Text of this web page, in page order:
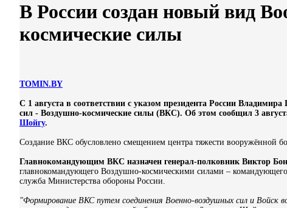
В России создан новый вид
космические силы
TOMIN.BY
С 1 августа в соответствии с указом президента России
сил - Воздушно-космические силы (ВКС). Об этом сообщил 3
Шойгу.
Создание ВКС обусловлено смещением центра тяжести вооружённой
Главнокомандующим ВКС назначен генерал-полковник Виктор
главнокомандующего Воздушно-космическими силами –
служба Министерства обороны России.
"Формирование ВКС путем соединения Военно-воздушных сил и Войск